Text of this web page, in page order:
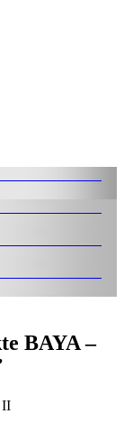
BAYA –
II